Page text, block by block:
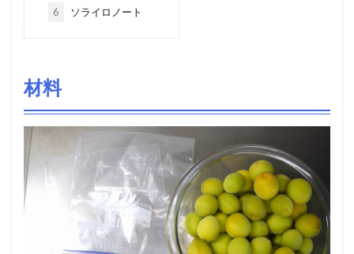
6 ソライロノート
材料